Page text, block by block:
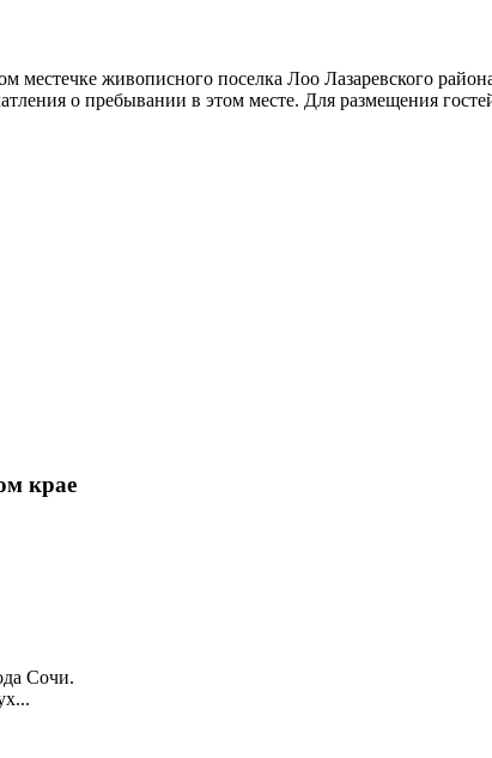
живописного поселка Лоо Лазаревского
о пребывании в этом месте. Для размещения
крае
Сочи.